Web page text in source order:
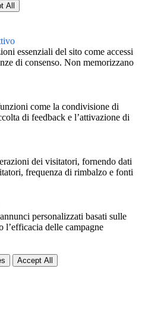
All
essenziali del sito come accessi
di consenso. Non memorizzano
come la condivisione di
di feedback e l’attivazione di
dei visitatori, fornendo dati
frequenza di rimbalzo e fonti
personalizzati basati sulle
l’efficacia delle campagne
Accept All